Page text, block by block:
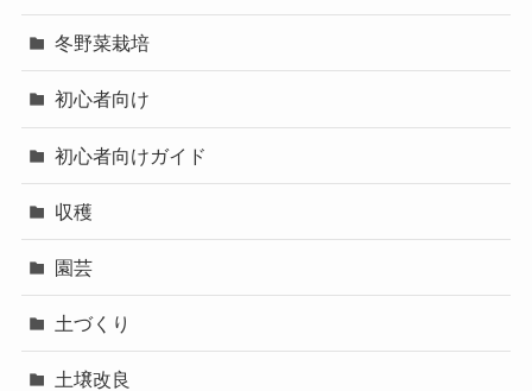
冬野菜栽培
初心者向け
初心者向けガイド
収穫
園芸
土づくり
土壌改良